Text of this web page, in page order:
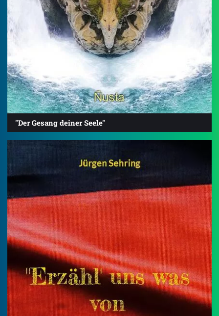
"Der Gesang deiner Seele"